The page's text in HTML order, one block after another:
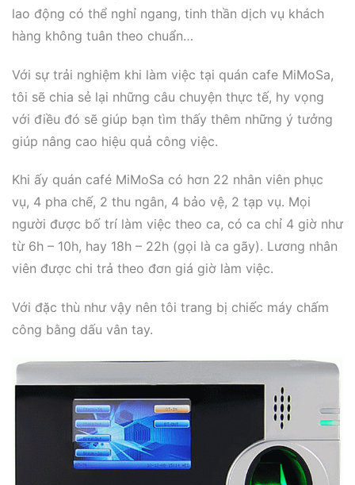
lao động có thể nghỉ ngang, tinh thần dịch vụ khách
hàng không tuân theo chuẩn…
Với sự trải nghiệm khi làm việc tại quán cafe MiMoSa,
tôi sẽ chia sẻ lại những câu chuyện thực tế, hy vọng
với điều đó sẽ giúp bạn tìm thấy thêm những ý tưởng
giúp nâng cao hiệu quả công việc.
Khi ấy quán café MiMoSa có hơn 22 nhân viên phục
vụ, 4 pha chế, 2 thu ngân, 4 bảo vệ, 2 tạp vụ. Mọi
người được bố trí làm việc theo ca, có ca chỉ 4 giờ như
từ 6h – 10h, hay 18h – 22h (gọi là ca gãy). Lương nhân
viên được chi trả theo đơn giá giờ làm việc.
Với đặc thù như vậy nên tôi trang bị chiếc máy chấm
công bằng dấu vân tay.